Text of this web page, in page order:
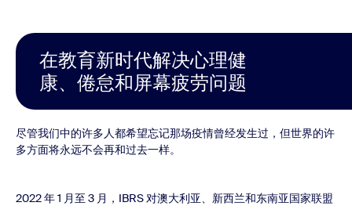
在教育新时代解决心理健
康、倦怠和屏幕疲劳问题
尽管我们中的许多人都希望忘记那场疫情曾经发生过，但世界的许
多方面将永远不会再和过去一样。
2022 年 1 月至 3 月，IBRS 对澳大利亚、新西兰和东南亚国家联盟